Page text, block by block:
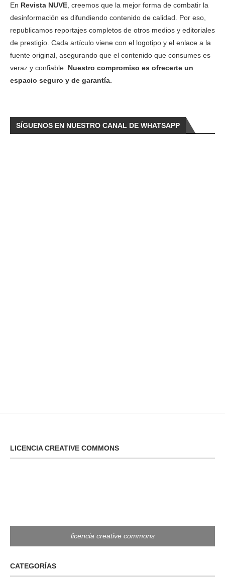
En Revista NUVE , creemos que la mejor forma de combatir la
desinformación es difundiendo contenido de calidad. Por eso,
republicamos reportajes completos de otros medios y editoriales
de prestigio. Cada artículo viene con el logotipo y el enlace a la
fuente original, asegurando que el contenido que consumes es
veraz y confiable. Nuestro compromiso es ofrecerte un
espacio seguro y de garantía.
SÍGUENOS EN NUESTRO CANAL DE WHATSAPP
LICENCIA CREATIVE COMMONS
licencia creative commons
CATEGORÍAS